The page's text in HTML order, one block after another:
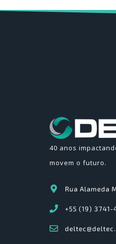
40 anos
movem o futuro.
Rua Alameda
+55 (19) 3741-